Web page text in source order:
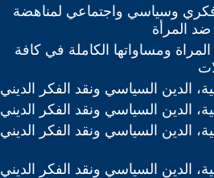
وسياسي واجتماعي لمناهضة
ضد المرأة
ومساواتها الكاملة في كافة
الدين السياسي ونقد الفكر الديني
الدين السياسي ونقد الفكر الديني
الدين السياسي ونقد الفكر الديني
الدين السياسي ونقد الفكر الديني